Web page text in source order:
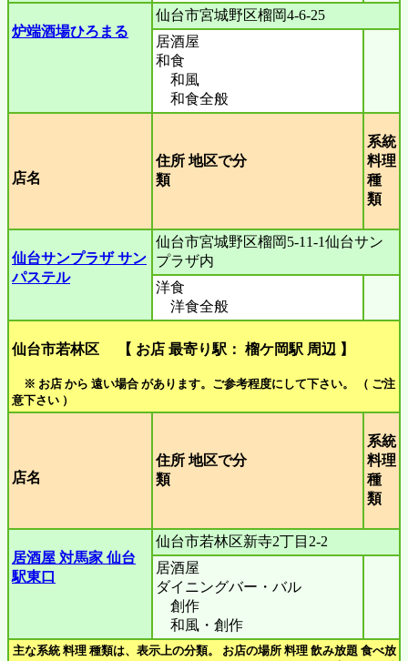
炉端酒場ひろまる
仙台市宮城野区榴岡4‐6-25
居酒屋
和食
和風
和食全般
店名
住所 地区で分
類
系統
料理
種
類
仙台サンプラザ サン
パステル
仙台市宮城野区榴岡5-11-1仙台サン
プラザ内
洋食
洋食全般
仙台市若林区 【 お店 最寄り駅： 榴ケ岡駅 周辺 】
※ お店 から 遠い場合 があります。ご参考程度にして下さい。 （ ご注
意下さい ）
店名
住所 地区で分
類
系統
料理
種
類
居酒屋 対馬家 仙台
駅東口
仙台市若林区新寺2丁目2-2
居酒屋
ダイニングバー・バル
創作
和風・創作
主な系統 料理 種類は、表示上の分類。 お店の場所 料理 飲み放題 食べ放